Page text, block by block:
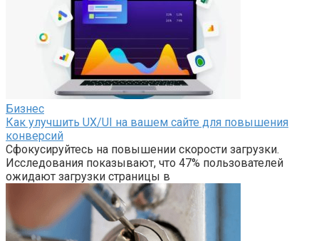
Бизнес
Как улучшить UX/UI на вашем сайте для повышения
конверсий
Сфокусируйтесь на повышении скорости загрузки.
Исследования показывают, что 47% пользователей
ожидают загрузки страницы в